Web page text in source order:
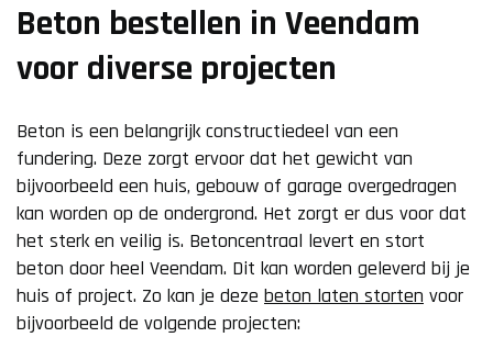
Beton bestellen in Veendam
voor diverse projecten
Beton is een belangrijk constructiedeel van een
fundering. Deze zorgt ervoor dat het gewicht van
bijvoorbeeld een huis, gebouw of garage overgedragen
kan worden op de ondergrond. Het zorgt er dus voor dat
het sterk en veilig is. Betoncentraal levert en stort
beton door heel Veendam. Dit kan worden geleverd bij je
huis of project. Zo kan je deze beton laten storten voor
bijvoorbeeld de volgende projecten: